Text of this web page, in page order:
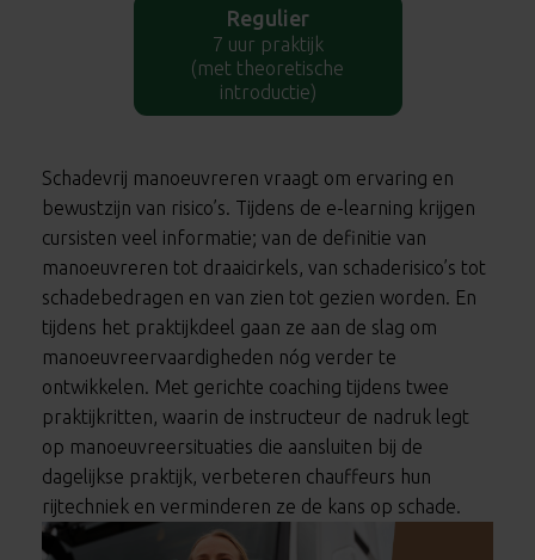
Regulier
7 uur praktijk
(met theoretische
introductie)
Schadevrij manoeuvreren vraagt om ervaring en
bewustzijn van risico’s. Tijdens de e-learning krijgen
cursisten veel informatie; van de definitie van
manoeuvreren tot draaicirkels, van schaderisico’s tot
schadebedragen en van zien tot gezien worden. En
tijdens het praktijkdeel gaan ze aan de slag om
manoeuvreervaardigheden nóg verder te
ontwikkelen. Met gerichte coaching tijdens twee
praktijkritten, waarin de instructeur de nadruk legt
op manoeuvreersituaties die aansluiten bij de
dagelijkse praktijk, verbeteren chauffeurs hun
rijtechniek en verminderen ze de kans op schade.